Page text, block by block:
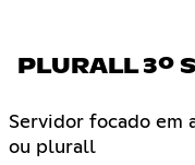
PLURALL 3º
Servidor focado em
ou plurall